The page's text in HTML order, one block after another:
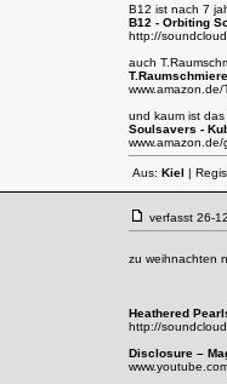
B12 ist nach 7
B12 - Orbiting
http://
auch
und kaum ist
Soulsavers -
Aus: Kiel |
verfasst 26-
zu weihnachten
Heathered
http://
Disclosure –